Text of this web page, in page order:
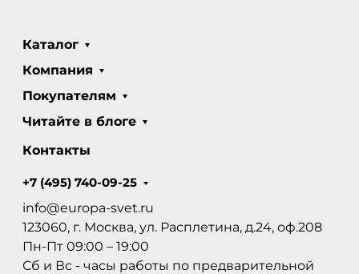
Каталог
Компания
Покупателям
Читайте в блоге
Контакты
+7 (495) 740-09-25
info@europa-svet.ru
123060, г. Москва, ул. Расплетина, д.24, оф.208
Пн-Пт 09:00 – 19:00
Сб и Вс - часы работы по предварительной